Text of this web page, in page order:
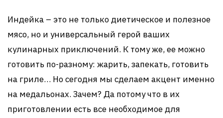
Индейка – это не только диетическое и полезное
мясо, но и универсальный герой ваших
кулинарных приключений. К тому же, ее можно
готовить по-разному: жарить, запекать, готовить
на гриле… Но сегодня мы сделаем акцент именно
на медальонах. Зачем? Да потому что в их
приготовлении есть все необходимое для